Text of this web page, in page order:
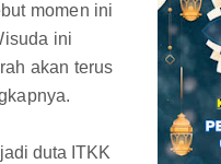
momen ini
ini
akan terus
duta ITKK